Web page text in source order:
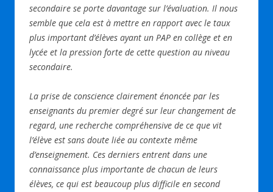
secondaire se porte davantage sur l’évaluation. Il nous
semble que cela est à mettre en rapport avec le taux
plus important d’élèves ayant un PAP en collège et en
lycée et la pression forte de cette question au niveau
secondaire.
La prise de conscience clairement énoncée par les
enseignants du premier degré sur leur changement de
regard, une recherche compréhensive de ce que vit
l’élève est sans doute liée au contexte même
d’enseignement. Ces derniers entrent dans une
connaissance plus importante de chacun de leurs
élèves, ce qui est beaucoup plus difficile en second